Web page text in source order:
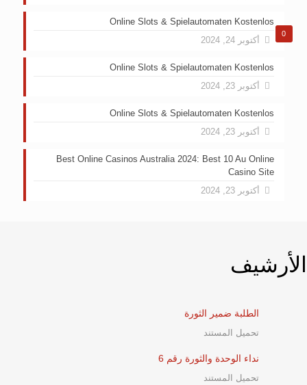
0
Online Slots & Spielautomaten Kostenlos
أكتوبر 24, 2024
Online Slots & Spielautomaten Kostenlos
أكتوبر 23, 2024
Online Slots & Spielautomaten Kostenlos
أكتوبر 23, 2024
Best Online Casinos Australia 2024: Best 10 Au Online
Casino Site
أكتوبر 23, 2024
الأرشيف
الطلبة ضمير الثورة
تحميل المستند
نداء الوحدة والثورة رقم 6
تحميل المستند